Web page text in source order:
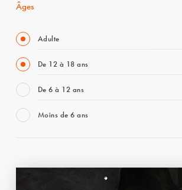
Âges
Adulte
De 12 à 18 ans
De 6 à 12 ans
Moins de 6 ans